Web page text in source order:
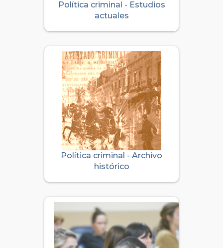
Política criminal - Estudios
actuales
Política criminal - Archivo
histórico